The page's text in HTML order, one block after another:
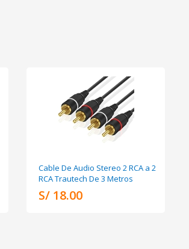
Cable De Audio Stereo 2 RCA a 2
RCA Trautech De 3 Metros
S/ 18.00